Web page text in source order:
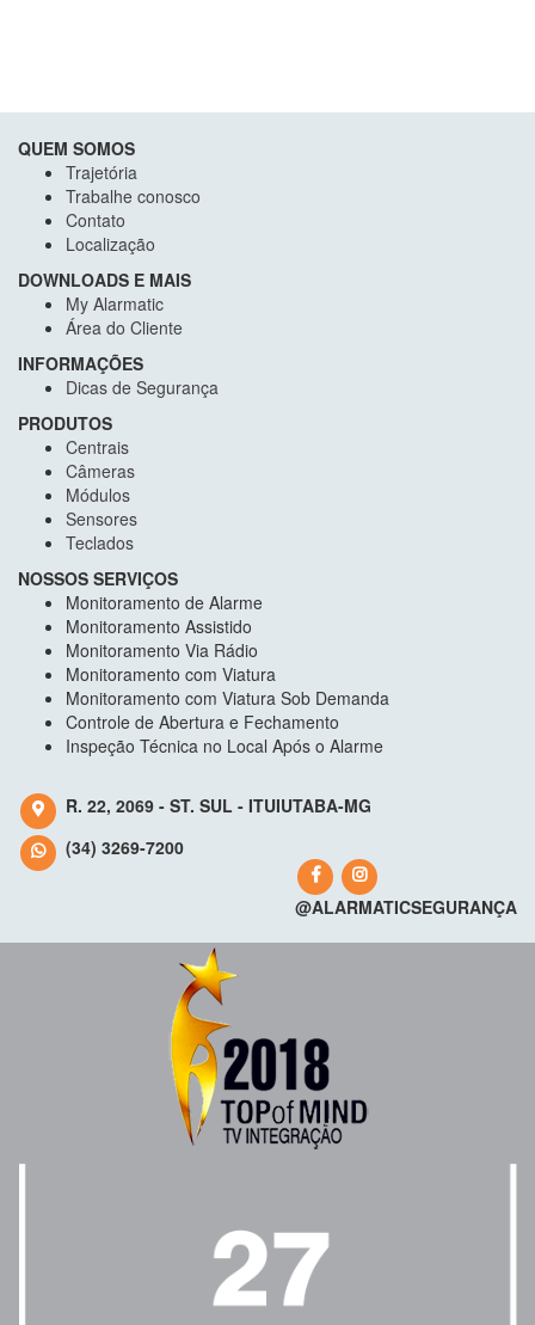
QUEM SOMOS
Trajetória
Trabalhe conosco
Contato
Localização
DOWNLOADS E MAIS
My Alarmatic
Área do Cliente
INFORMAÇÕES
Dicas de Segurança
PRODUTOS
Centrais
Câmeras
Módulos
Sensores
Teclados
NOSSOS SERVIÇOS
Monitoramento de Alarme
Monitoramento Assistido
Monitoramento Via Rádio
Monitoramento com Viatura
Monitoramento com Viatura Sob Demanda
Controle de Abertura e Fechamento
Inspeção Técnica no Local Após o Alarme
R. 22, 2069 - ST. SUL - ITUIUTABA-MG
(34) 3269-7200
@ALARMATICSEGURANÇA